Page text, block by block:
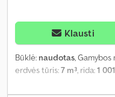
Klausti
Būklė: naudotas, Gamybos
erdvės tūris:7 m³, rida:1
,